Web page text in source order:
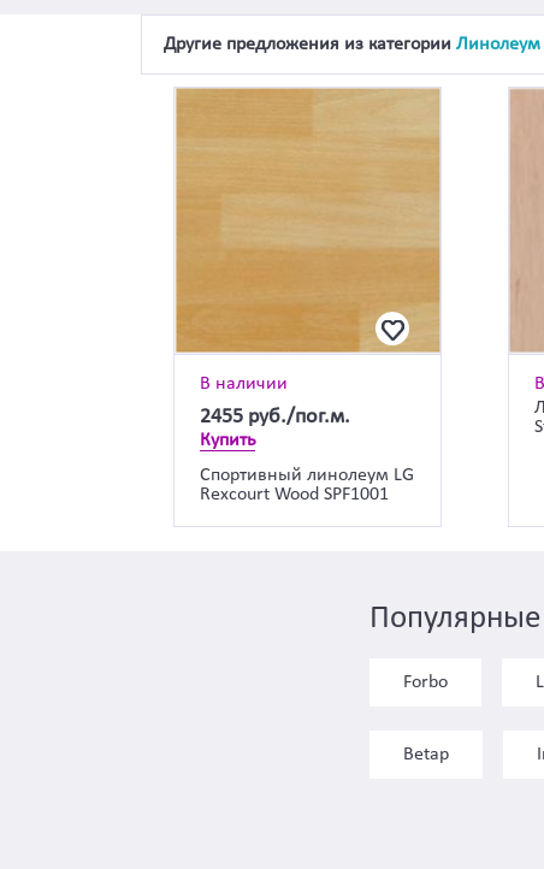
Другие предложения из категории Линолеум
В наличии
2455 руб./пог.м.
Купить
Спортивный линолеум LG
Rexcourt Wood SPF1001
Forbo
Betap